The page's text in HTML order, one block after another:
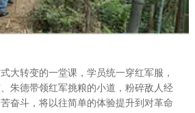
大转变的一堂课，学员统一穿红军服，
朱德带领红军挑粮的小道，粉碎敌人经
奋斗，将以往简单的体验提升到对革命